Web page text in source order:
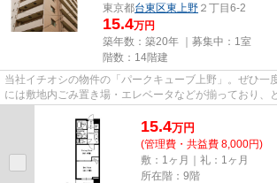
東京都台東区東上野 ２丁目6-2
15.4万円
築年数：築20年 ｜募集中： 1室
階数：14階建
当社イチオシの物件の「パークキューブ上野」。ぜひ一
には敷地内ごみ置き場・エレベータなどが揃っており、
15.4万円
(管理費・共益費 8,000円)
敷：1ヶ月｜礼：1ヶ月
所在階：9階